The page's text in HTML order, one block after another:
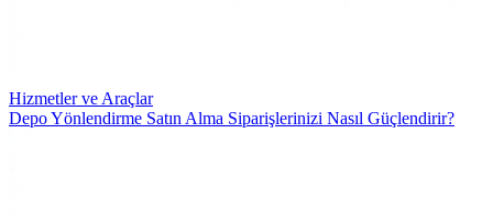
Hizmetler ve Araçlar
Depo Yönlendirme Satın Alma Siparişlerinizi Nasıl Güçlendirir?